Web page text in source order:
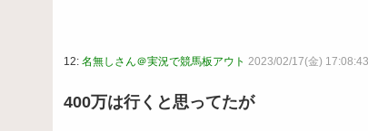
12: 名無しさん＠実況で競馬板アウト 2023/02/17(金)
400万は行くと思ってたが